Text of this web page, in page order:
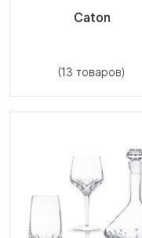
Caton
(13 товаров)